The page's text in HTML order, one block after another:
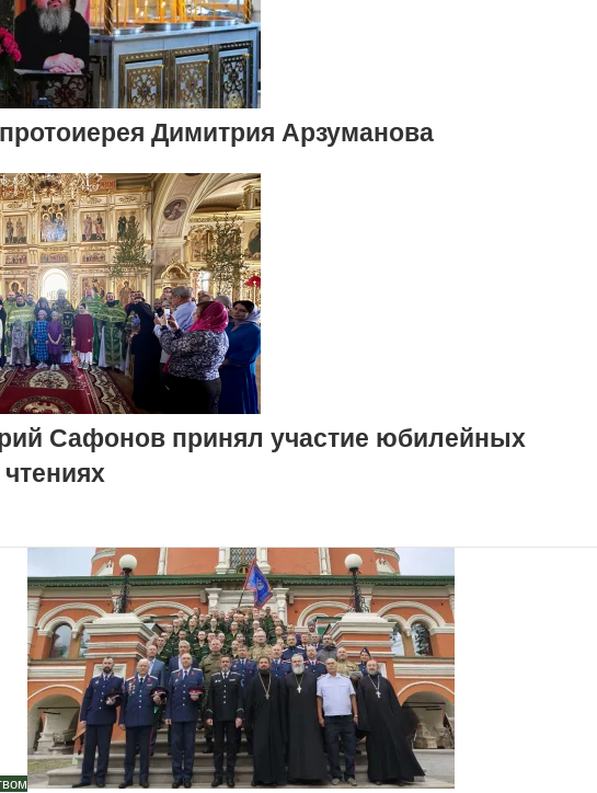
Димитрия Арзуманова
Сафонов принял участие юбилейных